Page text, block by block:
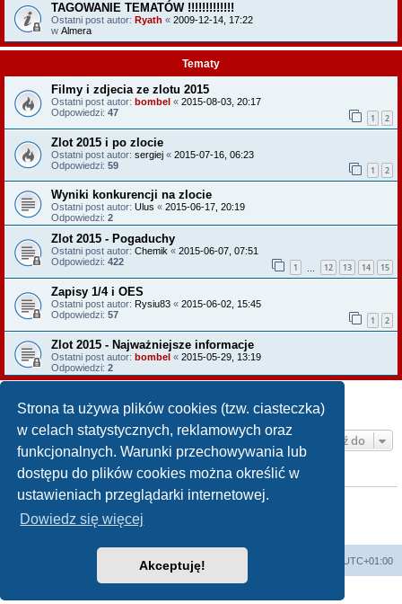
Strona ta używa plików cookies (tzw. ciasteczka)
w celach statystycznych, reklamowych oraz
funkcjonalnych. Warunki przechowywania lub
dostępu do plików cookies można określić w
ustawieniach przeglądarki internetowej.
Dowiedz się więcej
Akceptuję!
TAGOWANIE TEMATÓW !!!!!!!!!!!!!
Ostatni post autor: Ryath « 2009-12-14, 17:22
w Almera
Tematy
Filmy i zdjecia ze zlotu 2015
Ostatni post autor: bombel « 2015-08-03, 20:17
Odpowiedzi: 47 1 2
Zlot 2015 i po zlocie
Ostatni post autor: sergiej « 2015-07-16, 06:23
Odpowiedzi: 59 1 2
Wyniki konkurencji na zlocie
Ostatni post autor: Ulus « 2015-06-17, 20:19
Odpowiedzi: 2
Zlot 2015 - Pogaduchy
Ostatni post autor: Chemik « 2015-06-07, 07:51
Odpowiedzi: 422 1 12 13 14 15
Zapisy 1/4 i OES
Ostatni post autor: Rysiu83 « 2015-06-02, 15:45
Odpowiedzi: 57 1 2
Zlot 2015 - Najważniejsze informacje
Ostatni post autor: bombel « 2015-05-29, 13:19
Odpowiedzi: 2
Tematy: 6 • Strona1z1
Przejdź do
TWOJE UPRAWNIENIA NA TYM FORUM
Nie możesztworzyć nowych tematów
Nie możeszzmieniać swoich postów
FORUM UTC+01:00
Technologię dostarczaphpBB® Forum Software © phpBB Limited